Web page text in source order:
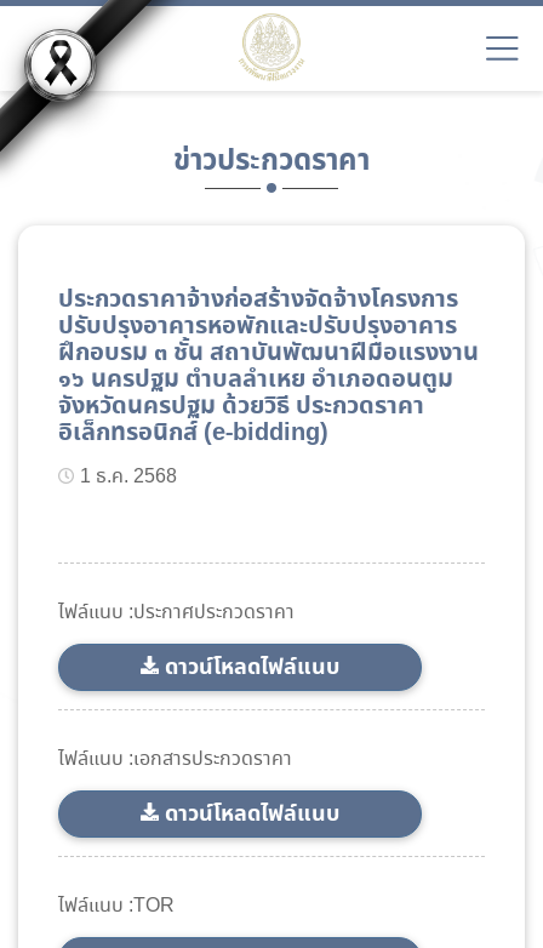
ข่าวประกวดราคา
ประกวดราคาจ้างก่อสร้างจัดจ้างโครงการ
ปรับปรุงอาคารหอพักและปรับปรุงอาคาร
ฝึกอบรม ๓ ชั้น สถาบันพัฒนาฝีมือแรงงาน
๑๖ นครปฐม ตำบลลำเหย อำเภอดอนตูม
จังหวัดนครปฐม ด้วยวิธี ประกวดราคา
อิเล็กทรอนิกส์ (e-bidding)
1 ธ.ค. 2568
ไฟล์แนบ :ประกาศประกวดราคา
ดาวน์โหลดไฟล์แนบ
ไฟล์แนบ :เอกสารประกวดราคา
ดาวน์โหลดไฟล์แนบ
ไฟล์แนบ :TOR